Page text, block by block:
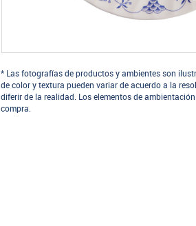
* Las fotografías de productos y ambientes son
de color y textura pueden variar de acuerdo a la
diferir de la realidad. Los elementos de
compra.